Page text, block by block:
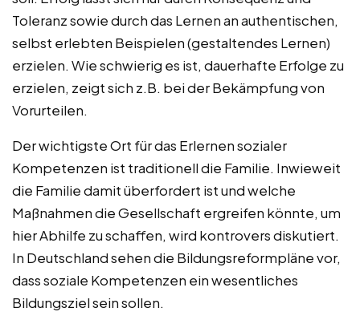
Toleranz sowie durch das Lernen an authentischen,
selbst erlebten Beispielen (gestaltendes Lernen)
erzielen. Wie schwierig es ist, dauerhafte Erfolge zu
erzielen, zeigt sich z.B. bei der Bekämpfung von
Vorurteilen.
Der wichtigste Ort für das Erlernen sozialer
Kompetenzen ist traditionell die Familie. Inwieweit
die Familie damit überfordert ist und welche
Maßnahmen die Gesellschaft ergreifen könnte, um
hier Abhilfe zu schaffen, wird kontrovers diskutiert.
In Deutschland sehen die Bildungsreformpläne vor,
dass soziale Kompetenzen ein wesentliches
Bildungsziel sein sollen.